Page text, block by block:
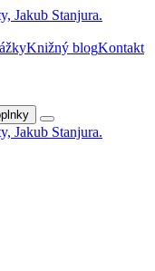
Knižný blogKontakt